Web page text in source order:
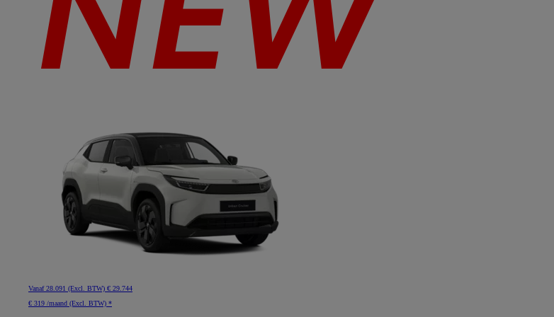
Vanaf28.091 (Excl. BTW) € 29.744
€ 319 /maand (Excl. BTW) *